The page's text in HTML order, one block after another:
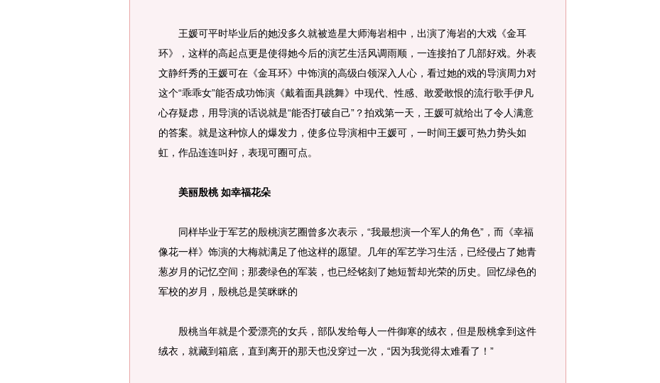
王媛可平时毕业后的她没多久就被造星大师海岩相中，出演了海岩的大戏《金耳
环》，这样的高起点更是使得她今后的演艺生活风调雨顺，一连接拍了几部好戏。外表
文静纤秀的王媛可在《金耳环》中饰演的高级白领深入人心，看过她的戏的导演周力对
这个“乖乖女”能否成功饰演《戴着面具跳舞》中现代、性感、敢爱敢恨的流行歌手伊凡
心存疑虑，用导演的话说就是“能否打破自己”？拍戏第一天，王媛可就给出了令人满意
的答案。就是这种惊人的爆发力，使多位导演相中王媛可，一时间王媛可热力势头如
虹，作品连连叫好，表现可圈可点。
美丽殷桃 如幸福花朵
同样毕业于军艺的殷桃演艺圈曾多次表示，“我最想演一个军人的角色”，而《幸福
像花一样》饰演的大梅就满足了他这样的愿望。几年的军艺学习生活，已经侵占了她青
葱岁月的记忆空间；那袭绿色的军装，也已经铭刻了她短暂却光荣的历史。回忆绿色的
军校的岁月，殷桃总是笑眯眯的
殷桃当年就是个爱漂亮的女兵，部队发给每人一件御寒的绒衣，但是殷桃拿到这件
绒衣，就藏到箱底，直到离开的那天也没穿过一次，“因为我觉得太难看了！”